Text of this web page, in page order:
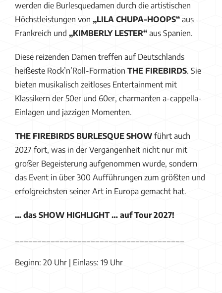
werden die Burlesquedamen durch die artistischen
Höchstleistungen von „LILA CHUPA-HOOPS“ aus
Frankreich und „KIMBERLY LESTER“ aus Spanien.
Diese reizenden Damen treffen auf Deutschlands
heißeste Rock’n’Roll-Formation THE FIREBIRDS. Sie
bieten musikalisch zeitloses Entertainment mit
Klassikern der 50er und 60er, charmanten a-cappella-
Einlagen und jazzigen Momenten.
THE FIREBIRDS BURLESQUE SHOW führt auch
2027 fort, was in der Vergangenheit nicht nur mit
großer Begeisterung aufgenommen wurde, sondern
das Event in über 300 Aufführungen zum größten und
erfolgreichsten seiner Art in Europa gemacht hat.
… das SHOW HIGHLIGHT … auf Tour 2027!
Beginn: 20 Uhr | Einlass: 19 Uhr